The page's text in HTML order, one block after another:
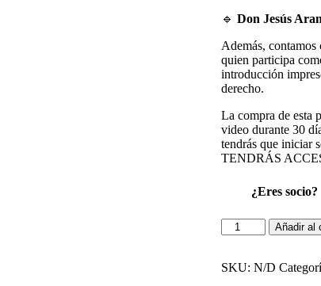
🔹 Don Jesús
Además,
quien participa
introducción
derecho.
La compra de esta
video durante 30
tendrás que iniciar
TENDRÁS
¿Eres socio?
Añadir al
SKU: N/D